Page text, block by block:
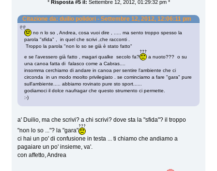
* Risposta #5 il: Settembre 12, 2012, 01:29:32 pm *
Citazione da: duilio polidori - Settembre 12, 2012, 12:06:11 pm
no n lo so , Andrea, cosa vuoi dire , ..... ma sento troppo spesso la
parola "sfida" , in quel che scrivi ,che racconti .
Troppo la parola "non lo so se già è stato fatto"
e se l'avessero già fatto , magari qualke secolo fa?
a nuoto??? o su
una canoa fatta di falasco come a Cabras....
insomma cerchiamo di andare in canoa per sentire l'ambiente che ci
circonda in un modo moolto privilegiato . se cominciamo a fare "gara" pure
sull'ambiente..... abbiamo rovinato pure sto sport......
godiamoci il dolce naufragar che questo strumento ci permette.
:-)
a' Duilio, ma che scrivi? a chi scrivi? dove sta la "sfida"? il troppo
"non lo so ..."? la "gara"
ci hai un po' di confusione in testa ... ti chiamo che andiamo a
pagaiare un po' insieme, va'.
con affetto, Andrea